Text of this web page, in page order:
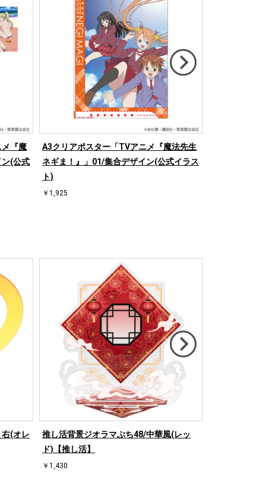
『魔
(公式
A3クリアポスター「TVアニメ『魔法先生
ネギま！』」01/集合デザイン(公式イラス
ト)
￥1,925
(オレ
推し活背景ジオラマぷち48/中華風(レッ
ド)【推し活】
￥1,430